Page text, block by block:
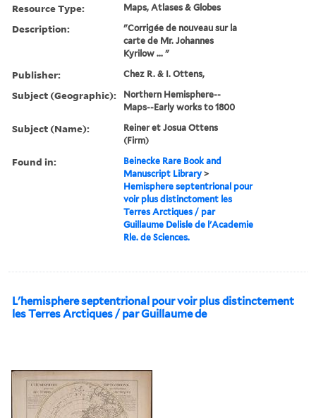
Resource Type: Maps, Atlases & Globes
Description:
"Corrigée de nouveau sur la
carte de Mr. Johannes
Kyrilow ... "
Publisher: Chez R. & I. Ottens,
Subject (Geographic):
Northern Hemisphere--
Maps--Early works to 1800
Subject (Name):
Reiner et Josua Ottens
(Firm)
Found in:
Beinecke Rare Book and
Manuscript Library >
Hemisphere septentrional pour
voir plus distinctoment les
Terres Arctiques / par
Guillaume Delisle de l'Academie
Rle. de Sciences.
L'hemisphere septentrional pour voir plus distinctement
les Terres Arctiques / par Guillaume de